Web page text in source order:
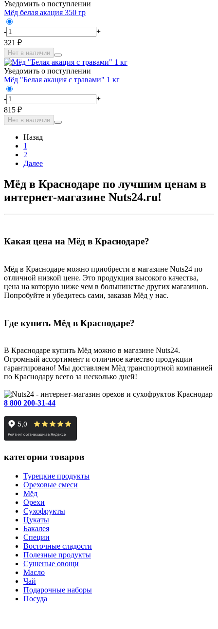
Уведомить о поступлении
Мёд белая акация 350 гр
-
+
321 ₽
Нет в наличии
Уведомить о поступлении
Мёд "Белая акация с травами" 1 кг
-
+
815 ₽
Нет в наличии
Назад
1
2
Далее
Мёд в Краснодаре по лучшим ценам в
интернет-магазине Nuts24.ru!
Какая цена на Мёд в Краснодаре?
Мёд в Краснодаре можно приобрести в магазине Nuts24 по
отличной низкой цене. Это продукция высокого качества,
цена на которую ниже чем в большинстве других магазинов.
Попробуйте и убедитесь сами, заказав Мёд у нас.
Где купить Мёд в Краснодаре?
В Краснодаре купить Мёд можно в магазине Nuts24.
Огромный ассортимент и отличное качество продукции
гарантировано! Мы доставляем Мёд транспортной компанией
по Краснодару всего за несколько дней!
Краснодар
8 800 200-31-44
категории товаров
Турецкие продукты
Ореховые смеси
Мёд
Орехи
Сухофрукты
Цукаты
Бакалея
Специи
Восточные сладости
Полезные продукты
Сушеные овощи
Масло
Чай
Подарочные наборы
Посуда